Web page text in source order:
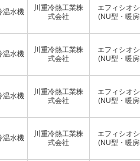
温水機
川重冷熱工業株
式会社
エフィシオ
(NU型・暖
温水機
川重冷熱工業株
式会社
エフィシオ
(NU型・暖
温水機
川重冷熱工業株
式会社
エフィシオ
(NU型・暖
温水機
川重冷熱工業株
式会社
エフィシオ
(NU型・暖